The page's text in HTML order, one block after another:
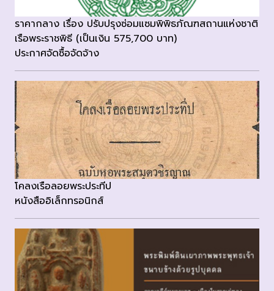
ราคากลาง เรื่อง ปรับปรุงซ่อมแซมพิพิธภัณฑสถานแห่งชาติ
เรือพระราชพิธี (เป็นเงิน 575,700 บาท)
ประกาศจัดซื้อจัดจ้าง
โคลงเรือลอยพระประทีป
หนังสืออิเล็กทรอนิกส์